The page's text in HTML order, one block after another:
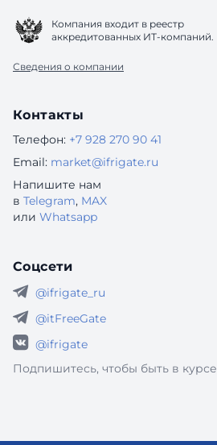
Компания входит в реестр
аккредитованных ИТ-компаний.
Сведения о компании
Контакты
Телефон: +7 928 270 90 41
Email: market@ifrigate.ru
Напишите нам
в Telegram, MAX
или Whatsapp
Соцсети
@ifrigate_ru
@itFreeGate
@ifrigate
Подпишитесь, чтобы быть в